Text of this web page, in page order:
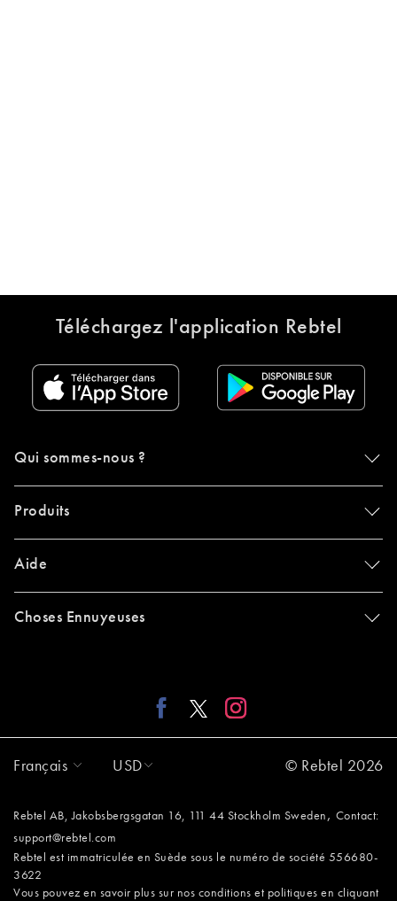
Téléchargez l'application Rebtel
Qui sommes-nous ?
Produits
Aide
Choses Ennuyeuses
Français USD © Rebtel 2026
Rebtel AB, Jakobsbergsgatan 16, 111 44 Stockholm Sweden , Contact:
support@rebtel.com
Rebtel est immatriculée en Suède sous le numéro de société 556680-
3622
Vous pouvez en savoir plus sur nos conditions et politiques en cliquant